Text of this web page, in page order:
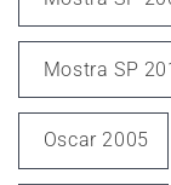
Mostra SP
Oscar 2005